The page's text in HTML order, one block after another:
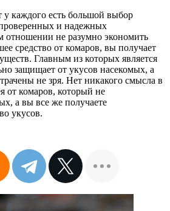
каждого есть большой выбор
и надежных
отношении не разумно экономить
средство от комаров, вы получает
Главным из которых является
защищает от укусов насекомых, а
не зря. Нет никакого смысла в
от комаров, который не
а вы все же получаете
укусов.